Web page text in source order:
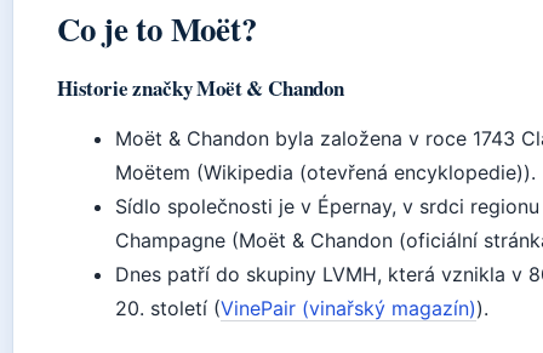
Co je to Moët?
Historie značky Moët & Chandon
Moët & Chandon byla založena v roce 1743
Moëtem (Wikipedia (otevřená encyklopedie)).
Sídlo společnosti je v Épernay, v srdci regionu
Champagne (Moët & Chandon (oficiální
Dnes patří do skupiny LVMH, která vznikla v
20. století (VinePair (vinařský magazín)).